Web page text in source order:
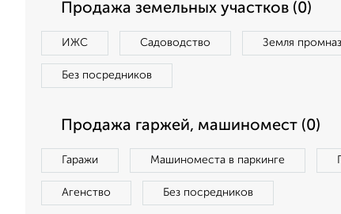
Продажа земельных участков (0)
ИЖС Садоводство Земля
Без посредников
Продажа гаржей, машиномест (0)
Гаражи Машиноместа в паркинге
Агенство Без посредников